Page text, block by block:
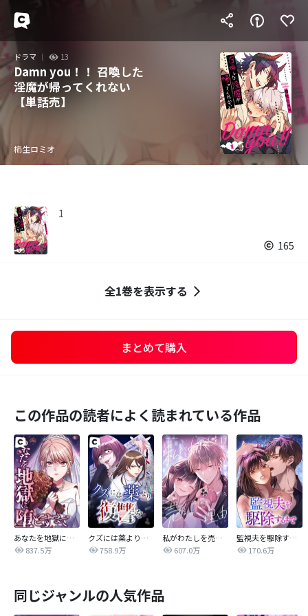
ドラマ 13
Damn you！！ 召喚した
淫魔が帰ってくれない
【単話売】
柿生ロミオ
1
165
全1巻を表示する
まとめて購入
この作品の読者によく読まれている作品
あなたを地獄に堕とすまで
837.5万
クズには薬より復讐を
758.9万
私がわたしを売る理由
607.0万
監視夫を駆除するまで
170.6万
同じジャンルの人気作品